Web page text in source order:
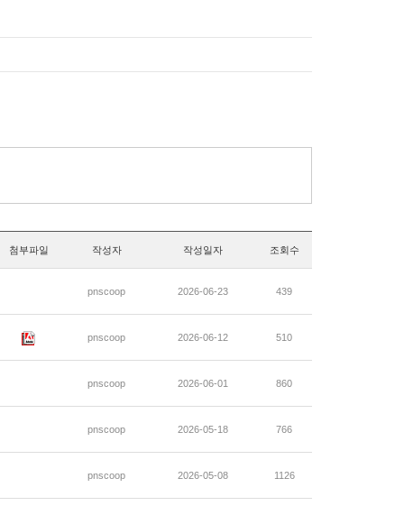
첨부파일 작성자 작성일자 조회수
pnscoop 2026-06-23 439
pnscoop 2026-06-12 510
pnscoop 2026-06-01 860
pnscoop 2026-05-18 766
pnscoop 2026-05-08 1126